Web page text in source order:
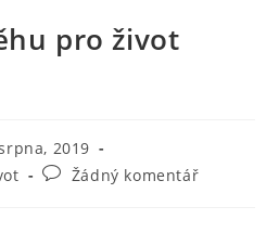
pro život
2019
Komentáře
Žádný komentář